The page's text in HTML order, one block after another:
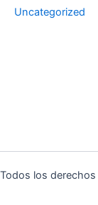
Uncategorized
Todos los